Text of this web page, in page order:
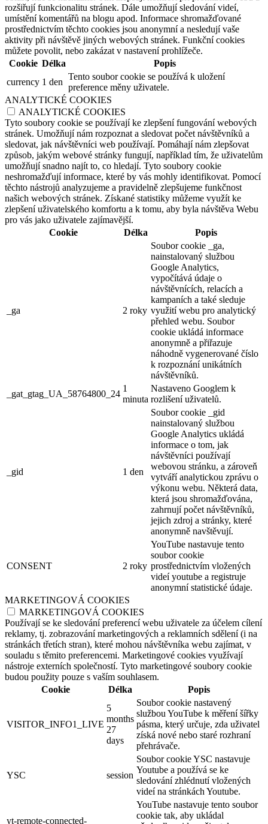
rozšiřují funkcionalitu stránek. Dále umožňují sledování videí,
umístění komentářů na blogu apod. Informace shromažďované
prostřednictvím těchto cookies jsou anonymní a nesledují vaše
aktivity při návštěvě jiných webových stránek. Funkční cookies
můžete povolit, nebo zakázat v nastavení prohlížeče.
Cookie Délka
Popis
currency 1 den
Tento soubor cookie se používá k uložení
preference měny uživatele.
ANALYTICKÉ COOKIES
ANALYTICKÉ COOKIES
Tyto soubory cookie se používají ke zlepšení fungování webových
stránek. Umožňují nám rozpoznat a sledovat počet návštěvníků a
sledovat, jak návštěvníci web používají. Pomáhají nám zlepšovat
způsob, jakým webové stránky fungují, například tím, že uživatelům
umožňují snadno najít to, co hledají. Tyto soubory cookie
neshromažďují informace, které by vás mohly identifikovat. Pomocí
těchto nástrojů analyzujeme a pravidelně zlepšujeme funkčnost
našich webových stránek. Získané statistiky můžeme využít ke
zlepšení uživatelského komfortu a k tomu, aby byla návštěva Webu
pro vás jako uživatele zajímavější.
Cookie
Délka Popis
_ga 2 roky
Soubor cookie _ga,
nainstalovaný službou
Google Analytics,
vypočítává údaje o
návštěvnících, relacích a
kampaních a také sleduje
využití webu pro analytický
přehled webu. Soubor
cookie ukládá informace
anonymně a přiřazuje
náhodně vygenerované číslo
k rozpoznání unikátních
návštěvníků.
_gat_gtag_UA_58764800_24
1
minuta
Nastaveno Googlem k
rozlišení uživatelů.
_gid 1 den
Soubor cookie _gid
nainstalovaný službou
Google Analytics ukládá
informace o tom, jak
návštěvníci používají
webovou stránku, a zároveň
vytváří analytickou zprávu o
výkonu webu. Některá data,
která jsou shromažďována,
zahrnují počet návštěvníků,
jejich zdroj a stránky, které
anonymně navštěvují.
CONSENT 2 roky
YouTube nastavuje tento
soubor cookie
prostřednictvím vložených
videí youtube a registruje
anonymní statistické údaje.
MARKETINGOVÁ COOKIES
MARKETINGOVÁ COOKIES
Používají se ke sledování preferencí webu uživatele za účelem cílení
reklamy, tj. zobrazování marketingových a reklamních sdělení (i na
stránkách třetích stran), které mohou návštěvníka webu zajímat, v
souladu s těmito preferencemi. Marketingové cookies využívají
nástroje externích společností. Tyto marketingové soubory cookie
budou použity pouze s vaším souhlasem.
Cookie
Délka Popis
VISITOR_INFO1_LIVE
5
months
27
days
Soubor cookie nastavený
službou YouTube k měření šířky
pásma, který určuje, zda uživatel
získá nové nebo staré rozhraní
přehrávače.
YSC session
Soubor cookie YSC nastavuje
Youtube a používá se ke
sledování zhlédnutí vložených
videí na stránkách Youtube.
yt-remote-connected-
YouTube nastavuje tento soubor
cookie tak, aby ukládal